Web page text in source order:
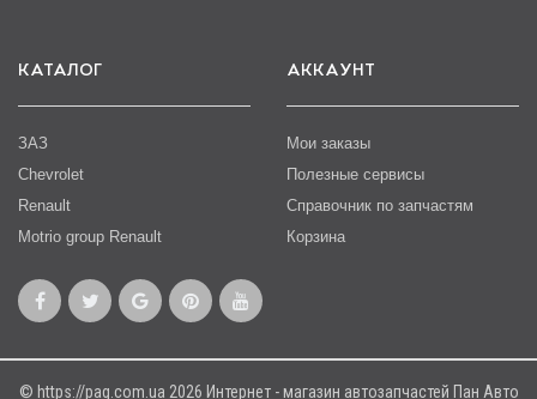
КАТАЛОГ
ЗАЗ
Chevrolet
Renault
Motrio group Renault
АККАУНТ
Мои заказы
Полезные сервисы
Справочник по запчастям
Корзина
© https://pag.com.ua 2026 Интернет - магазин автозапчастей Пан Авто